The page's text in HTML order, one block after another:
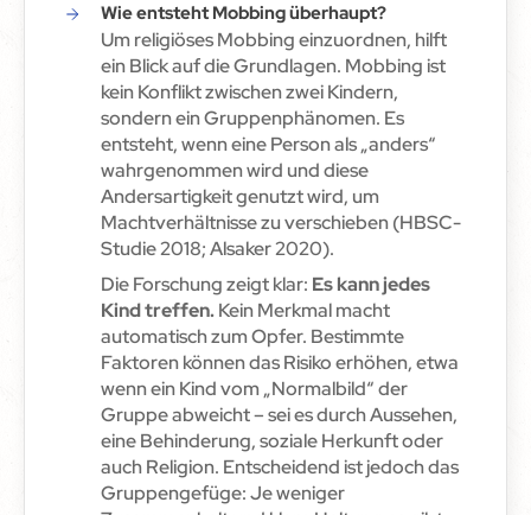
Wie entsteht Mobbing überhaupt?
Um religiöses Mobbing einzuordnen, hilft
ein Blick auf die Grundlagen. Mobbing ist
kein Konflikt zwischen zwei Kindern,
sondern ein Gruppenphänomen. Es
entsteht, wenn eine Person als „anders“
wahrgenommen wird und diese
Andersartigkeit genutzt wird, um
Machtverhältnisse zu verschieben (HBSC-
Studie 2018; Alsaker 2020).
Die Forschung zeigt klar: Es kann jedes
Kind treffen.Kein Merkmal macht
automatisch zum Opfer. Bestimmte
Faktoren können das Risiko erhöhen, etwa
wenn ein Kind vom „Normalbild“ der
Gruppe abweicht – sei es durch Aussehen,
eine Behinderung, soziale Herkunft oder
auch Religion. Entscheidend ist jedoch das
Gruppengefüge: Je weniger